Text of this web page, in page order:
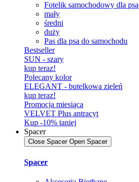
Fotelik samochodowy dla psa
mały
średni
duży
Pas dla psa do samochodu
Bestseller
SUN - szary
kup teraz!
Polecany kolor
ELEGANT - butelkowa zieleń
kup teraz!
Promocja miesiąca
VELVET Plus antracyt
Kup -10% taniej
Spacer
Close Spacer Open Spacer
Spacer